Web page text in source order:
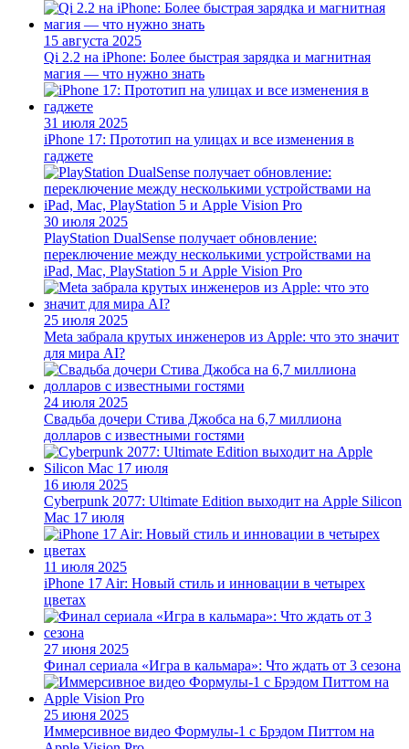
15 августа 2025
Qi 2.2 на iPhone: Более быстрая зарядка и магнитная
магия — что нужно знать
31 июля 2025
iPhone 17: Прототип на улицах и все изменения в
гаджете
30 июля 2025
PlayStation DualSense получает обновление:
переключение между несколькими устройствами на
iPad, Mac, PlayStation 5 и Apple Vision Pro
25 июля 2025
Meta забрала крутых инженеров из Apple: что это значит
для мира AI?
24 июля 2025
Свадьба дочери Стива Джобса на 6,7 миллиона
долларов с известными гостями
16 июля 2025
Cyberpunk 2077: Ultimate Edition выходит на Apple Silicon
Mac 17 июля
11 июля 2025
iPhone 17 Air: Новый стиль и инновации в четырех
цветах
27 июня 2025
Финал сериала «Игра в кальмара»: Что ждать от 3 сезона
25 июня 2025
Иммерсивное видео Формулы-1 с Брэдом Питтом на